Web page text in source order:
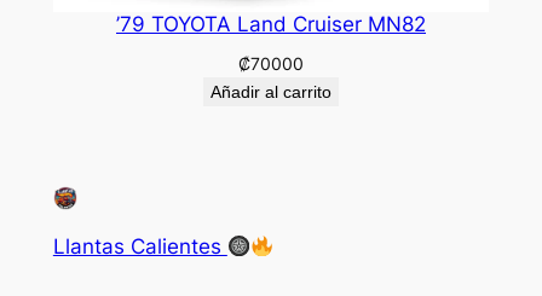
’79 TOYOTA Land Cruiser MN82
₡70000
Añadir al carrito
Llantas Calientes